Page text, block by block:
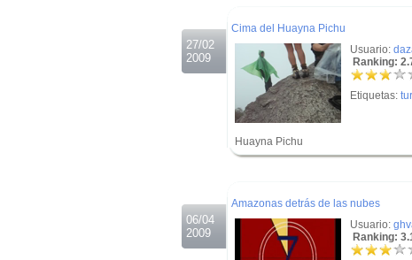
27/02
2009
Cima del Huayna Pichu
Usuario:
Ranking:
Etiquetas:
Huayna Pichu
06/04
2009
Amazonas detrás de las nubes
Usuario:
Ranking: